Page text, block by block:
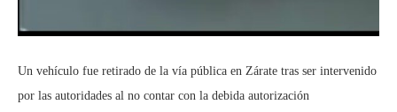
Un vehículo fue retirado de la vía pública en Zárate tras ser intervenido
por las autoridades al no contar con la debida autorización